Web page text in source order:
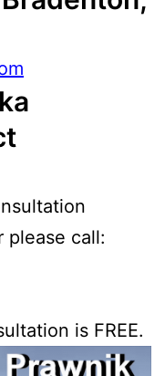
please call:
is FREE.